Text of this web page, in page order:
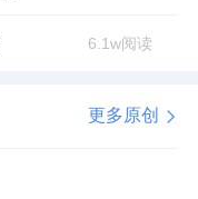
6.1w阅读
更多原创